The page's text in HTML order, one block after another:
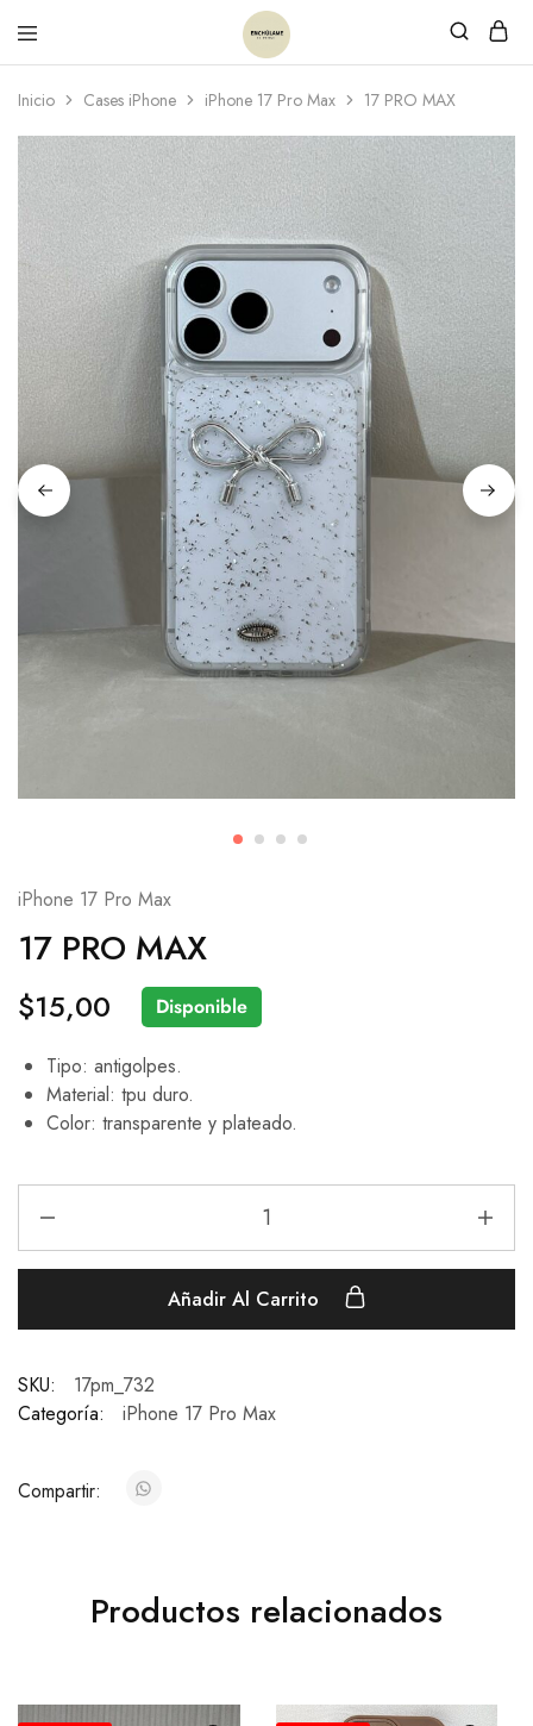
Inicio Cases iPhone iPhone 17 Pro Max 17 PRO MAX
iPhone 17 Pro Max
17 PRO MAX
$15,00 Disponible
Tipo: antigolpes.
Material: tpu duro.
Color: transparente y plateado.
Añadir Al Carrito
SKU:
17pm_732
Categoría:
iPhone 17 Pro Max
Compartir:
Productos relacionados